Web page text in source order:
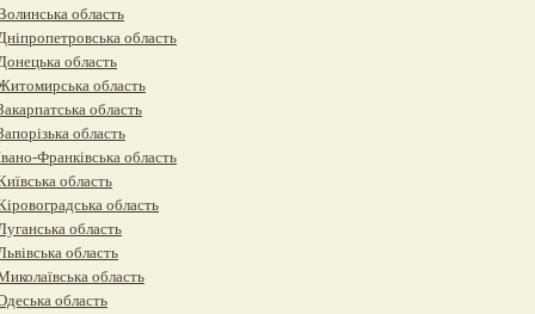
область
область
область
область
область
область
Франківська область
область
область
область
область
область
область